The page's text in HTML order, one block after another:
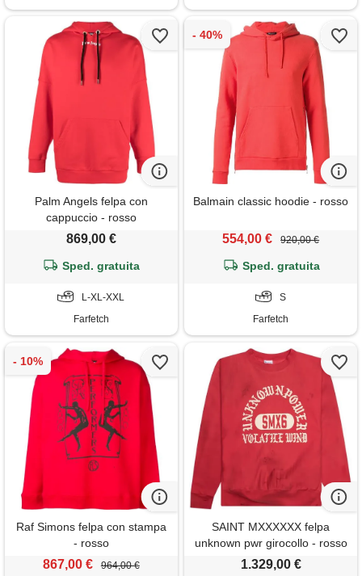
Palm Angels felpa con
cappuccio - rosso
869,00 €
Sped. gratuita
L-XL-XXL
Farfetch
Balmain classic hoodie - rosso
554,00 € 920,00 €
Sped. gratuita
S
Farfetch
Raf Simons felpa con stampa
- rosso
867,00 € 964,00 €
SAINT MXXXXXX felpa
unknown pwr girocollo - rosso
1.329,00 €